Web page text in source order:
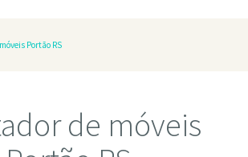
Portão RS
de móveis